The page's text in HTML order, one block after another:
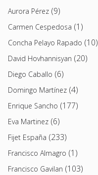
Aurora Pérez (9)
Carmen Cespedosa (1)
Concha Pelayo Rapado (10)
David Hovhannisyan (20)
Diego Caballo (6)
Domingo Martínez (4)
Enrique Sancho (177)
Eva Martinez (6)
Fijet España (233)
Francisco Almagro (1)
Francisco Gavilan (103)